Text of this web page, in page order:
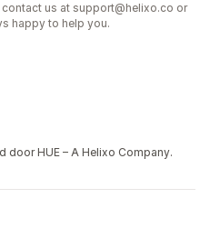
us at support@helixo.co or
happy to help you.
HUE – A Helixo Company.